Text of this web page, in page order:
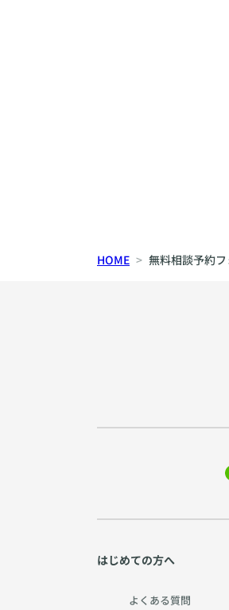
HOME 無料相談予約
はじめての方へ
よくある質問